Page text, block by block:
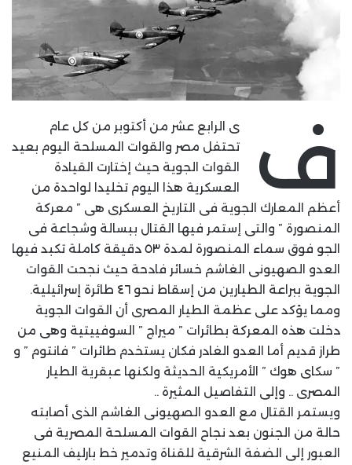
ف
ى الرابع عشر من أكتوبر من كل عام
تحتفل مصر والقوات المسلحة اليوم بعيد
القوات الجوية حيث إختارت القيادة
العسكرية هذا اليوم تخليدا لواحدة من
أعظم المعارك الجوية فى التاريخ العسكرى هى ” معركة
المنصورة ” والتى إستمر فيها القتال ببسالة وشجاعة فى
الجو فوق سماء المنصورة لمدة ٥٣ دقيقة كاملة تكبد فيها
العدو الصهيونى الغاشم خسائر فادحة حيث نجحت القوات
الجوية ببراعة الطيارين من إسقاط نحو ٤٦ طائرة إسرائيلية.
ومما يؤكد على عظمة الطيار المصرى أن القوات الجوية
دخلت هذه المعركة بطائرات ” ميراج ” السوفييتية وهى من
طراز قديم أما العدو الغادر فكان يستخدم طائرات ” فانتوم ” و
” سكاى هوك ” الأمريكية الحديثة ولكنها عبقرية الطيار
المصرى .. وإلى التفاصيل المثيرة ..
ويستمر القتال مع العدو الصهيونى الغاشم الذى أصابته
حالة من الجنون بعد نجاح القوات المسلحة المصرية فى
العبور إلى الضفة الشرقية للقناة وتدمير خط بارليف المنيع